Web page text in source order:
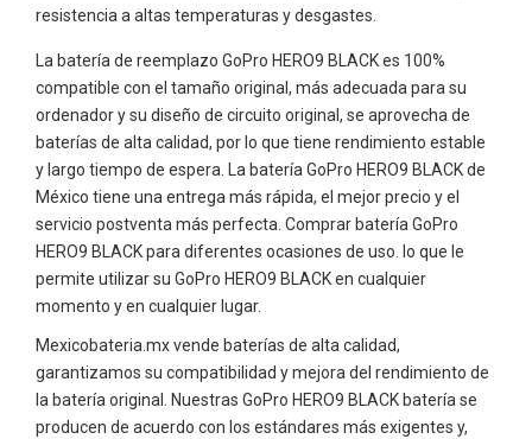
resistencia a altas temperaturas y desgastes.
La batería de reemplazo GoPro HERO9 BLACK es 100%
compatible con el tamaño original, más adecuada para su
ordenador y su diseño de circuito original, se aprovecha de
baterías de alta calidad, por lo que tiene rendimiento estable
y largo tiempo de espera. La batería GoPro HERO9 BLACK de
México tiene una entrega más rápida, el mejor precio y el
servicio postventa más perfecta. Comprar batería GoPro
HERO9 BLACK para diferentes ocasiones de uso. lo que le
permite utilizar su GoPro HERO9 BLACK en cualquier
momento y en cualquier lugar.
Mexicobateria.mx vende baterías de alta calidad,
garantizamos su compatibilidad y mejora del rendimiento de
la batería original. Nuestras GoPro HERO9 BLACK batería se
producen de acuerdo con los estándares más exigentes y,